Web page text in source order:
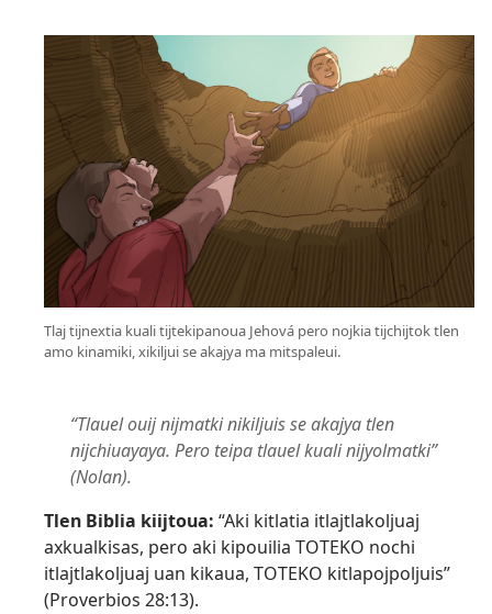
Tlaj tijnextia kuali tijtekipanoua Jehová pero nojkia tijchijtok tlen
amo kinamiki, xikiljui se akajya ma mitspaleui.
“Tlauel ouij nijmatki nikiljuis se akajya tlen
nijchiuayaya. Pero teipa tlauel kuali nijyolmatki”
(Nolan).
Tlen Biblia kiijtoua: “Aki kitlatia itlajtlakoljuaj
axkualkisas, pero aki kipouilia TOTEKO nochi
itlajtlakoljuaj uan kikaua, TOTEKO kitlapojpoljuis”
(Proverbios 28:13).